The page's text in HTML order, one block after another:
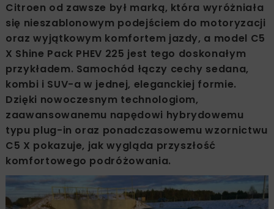
Citroen od zawsze był marką, która wyróżniała
się nieszablonowym podejściem do motoryzacji
oraz wyjątkowym komfortem jazdy, a model C5
X Shine Pack PHEV 225 jest tego doskonałym
przykładem. Samochód łączy cechy sedana,
kombi i SUV-a w jednej, eleganckiej formie.
Dzięki nowoczesnym technologiom,
zaawansowanemu napędowi hybrydowemu
typu plug-in oraz ponadczasowemu wzornictwu
C5 X pokazuje, jak wygląda przyszłość
komfortowego podróżowania.